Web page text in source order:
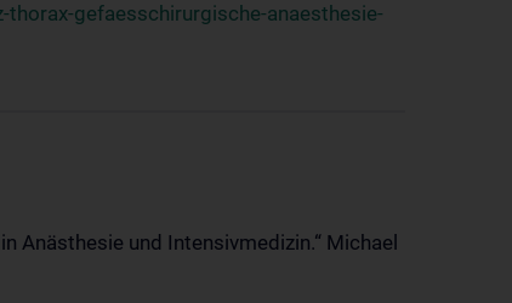
gefaesschirurgische-anaesthesie-
Anästhesie und Intensivmedizin.“ Michael